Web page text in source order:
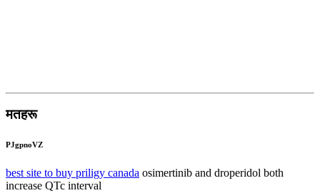
मतहरू
PJgpnoVZ
best site to buy priligy canada osimertinib and droperidol both
increase QTc interval